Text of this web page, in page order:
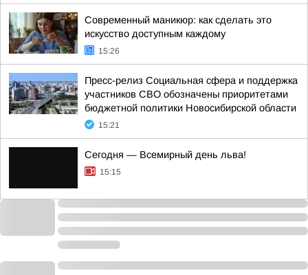
Современный маникюр: как сделать это
искусство доступным каждому
15:26
Пресс-релиз Социальная сфера и поддержка
участников СВО обозначены приоритетами
бюджетной политики Новосибирской области
15:21
Сегодня — Всемирный день льва!
15:15